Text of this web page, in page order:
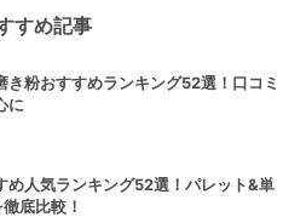
すめ記事
き粉おすすめランキング52選！口コミ
に
め人気ランキング52選！パレット&単
底比較！